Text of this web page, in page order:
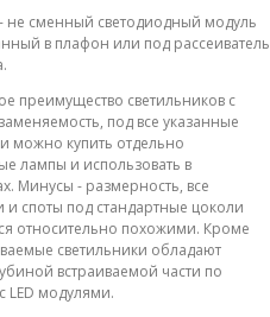
не сменный светодиодный модуль
в плафон или под рассеиватель
преимущество светильников с
под все указанные
можно купить отдельно
лампы и использовать в
Минусы - размерность, все
и споты под стандартные цоколи
относительно похожими. Кроме
светильники обладают
встраиваемой части по
LED модулями.